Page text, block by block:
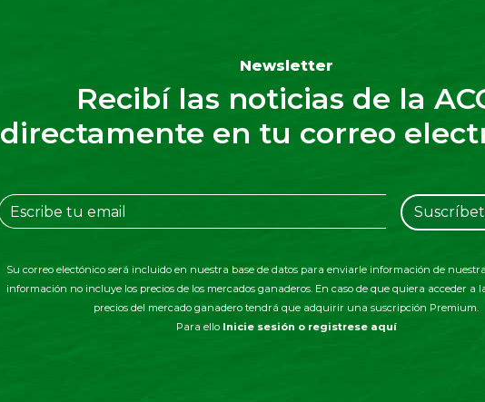
Newsletter
Recibí las noticias de la
directamente en tu correo
Su correo electónico será incluido en nuestra base de datos para enviarle información de
información no incluye los precios de los mercados ganaderos. En caso de que quiera acceder a
precios del mercado ganadero tendrá que adquirir una suscripción Premium.
Para ello Inicie sesión o registrese aquí